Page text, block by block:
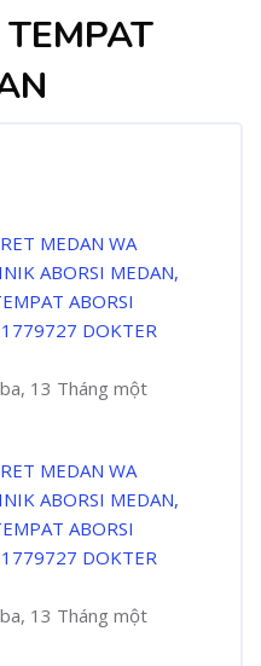
MEDAN WA
ABORSI MEDAN,
ABORSI
DOKTER
13 Tháng một
MEDAN WA
ABORSI MEDAN,
ABORSI
DOKTER
13 Tháng một